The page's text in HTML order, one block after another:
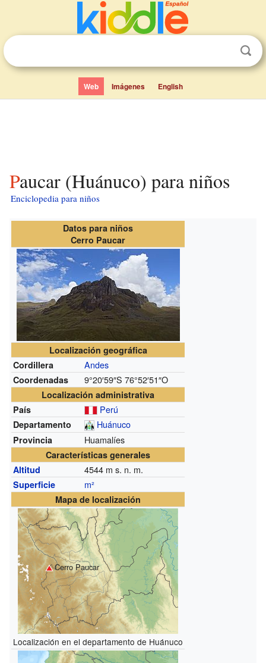
Web Imágenes English
Paucar (Huánuco) para niños
Enciclopedia para niños
Datos para niños
Cerro Paucar
Localización geográfica
Cordillera
Andes
Coordenadas 9°20′59″S 76°52′51″O
Localización administrativa
País
Perú
Departamento Huánuco
Provincia Huamalíes
Características generales
Altitud
4544 m s. n. m.
Superficie m²
Mapa de localización
Cerro Paucar
Localización en el departamento de Huánuco